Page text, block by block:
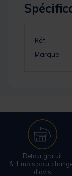
Réf.
Marque
Retour gratuit
& 1 mois pour
d'avis